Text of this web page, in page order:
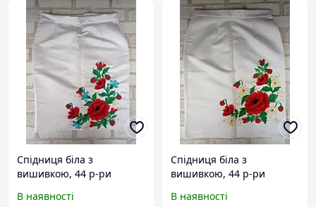
Спідниця біла з
вишивкою, 44 р-ри
В наявності
Спідниця біла з
вишивкою, 44 р-ри
В наявності